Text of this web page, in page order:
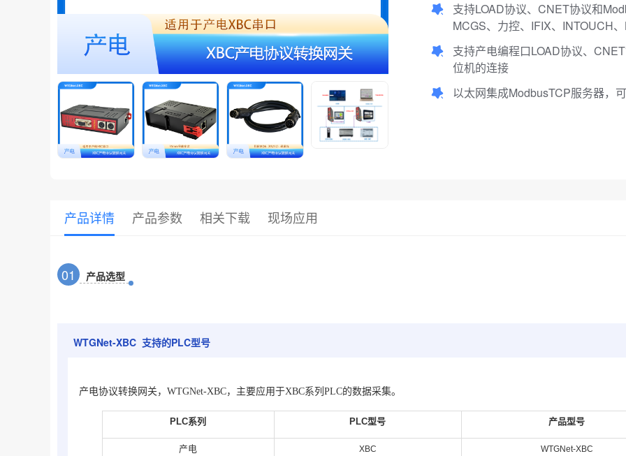
支持LOAD协议、CNET协议和
MCGS、力控、IFIX、INTOUCH
支持产电编程口LOAD协议、
位机的连接
以太网集成ModbusTCP服务器，
产品详情 产品参数 相关下载 现场应用
01 产品选型
WTGNet-XBC 支持的PLC型号
产电协议转换网关，WTGNet-XBC，主要应用于XBC系列PLC的数据采集。
PLC系列 PLC型号 产品型号
产电 XBC WTGNet-XBC